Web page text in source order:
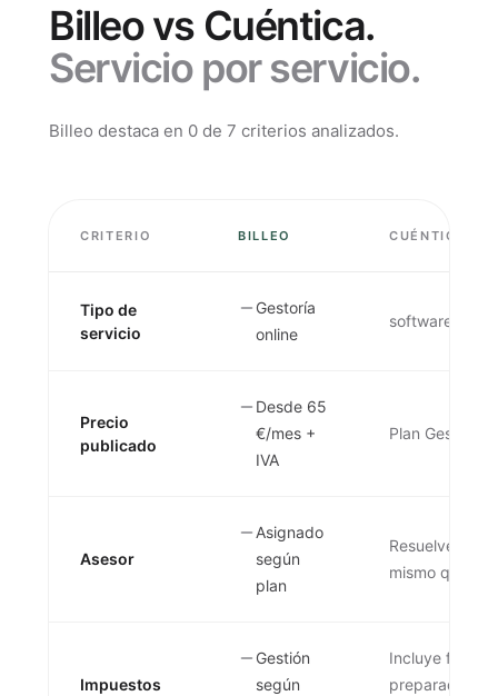
Billeo vs Cuéntica.
Servicio por servicio.
Billeo destaca en 0 de 7 criterios analizados.
CRITERIO BILLEO CUÉNTICA
Tipo de
servicio
Gestoría
online
software de
Precio
publicado
Desde 65
€/mes +
IVA
Plan Gestión
Asesor
Asignado
según
plan
Resuelve
mismo que
Impuestos
Gestión
según
Incluye
preparados